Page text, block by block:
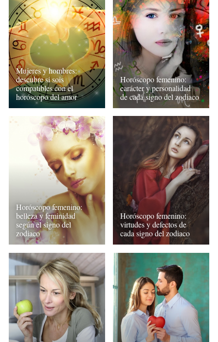
Mujeres y hombres:
descubre si sois
compatibles con el
horóscopo del amor
Horóscopo femenino:
carácter y personalidad
de cada signo del zodiaco
Horóscopo femenino:
belleza y feminidad
según el signo del
zodiaco
Horóscopo femenino:
virtudes y defectos de
cada signo del zodiaco